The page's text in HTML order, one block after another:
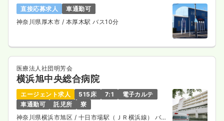
直接応募求人
車通勤可
神奈川県厚木市 / 本厚木駅 バス10分
医療法人社団明芳会
横浜旭中央総合病院
エージェント求人 515床 7:1
電子カルテ
車通勤可
託児所
寮
神奈川県横浜市旭区 / 十日市場駅（ＪＲ横浜線） バス